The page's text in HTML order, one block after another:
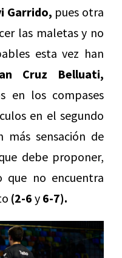
Garrido, pues otra
las maletas y no
esta vez han
Cruz Belluati,
en los compases
en el segundo
más sensación de
debe proponer,
que no encuentra
(2-6 y 6-7).